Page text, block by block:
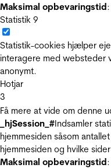
Maksimal opbevaringstid
Statistik 9
Statistik-cookies hjælper
interagere med websteder
anonymt.
Hotjar
3
Få mere at vide om denne
_hjSession_#Indsamler
hjemmesiden såsom
hjemmesiden og hvilke
Maksimal opbevaringstid